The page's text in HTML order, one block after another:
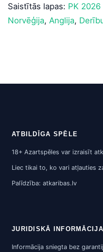
Saistītās lapas: PK
Norvēģija, Anglija,
ATBILDĪGA SPĒLE
18+ Azartspēles var izraisīt
Liec tikai to, ko vari atļauties
Palīdzība: atkaribas.lv
JURIDISKĀ INFORMĀCIJA
Informācija sniegta bez